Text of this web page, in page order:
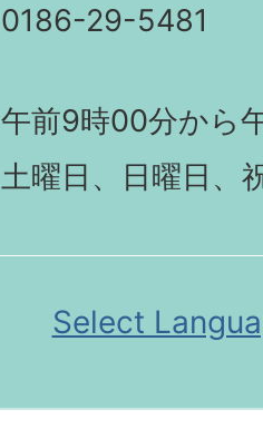
0186-29-5481
午前9時00分から
土曜日、日曜日、
Select